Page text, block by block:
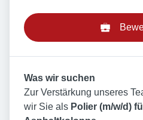
Was wir suchen
Zur Verstärkung unseres
wir Sie als Polier (m/w/d)